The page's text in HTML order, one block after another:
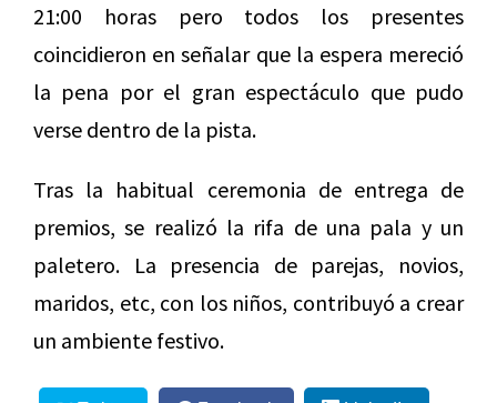
21:00 horas pero todos los presentes
coincidieron en señalar que la espera mereció
la pena por el gran espectáculo que pudo
verse dentro de la pista.
Tras la habitual ceremonia de entrega de
premios, se realizó la rifa de una pala y un
paletero. La presencia de parejas, novios,
maridos, etc, con los niños, contribuyó a crear
un ambiente festivo.